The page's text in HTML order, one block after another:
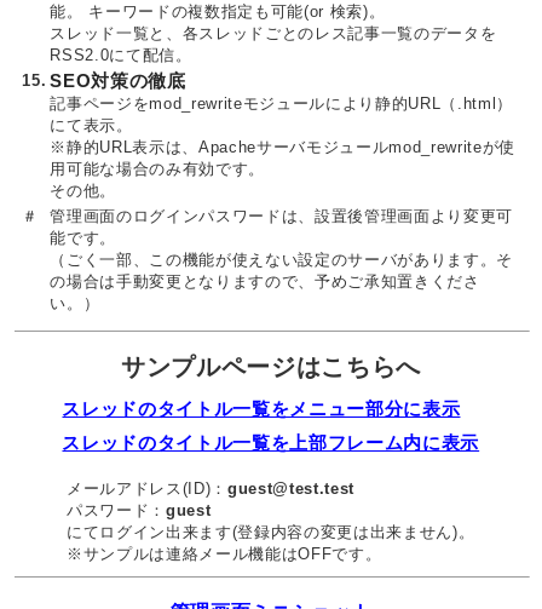
能。 キーワードの複数指定も可能(or 検索)。
スレッド一覧と、各スレッドごとのレス記事一覧のデータを
RSS2.0にて配信。
15. SEO対策の徹底
記事ページをmod_rewriteモジュールにより静的URL（.html）
にて表示。
※静的URL表示は、Apacheサーバモジュールmod_rewriteが使
用可能な場合のみ有効です。
その他。
＃
管理画面のログインパスワードは、設置後管理画面より変更可
能です。
（ごく一部、この機能が使えない設定のサーバがあります。そ
の場合は手動変更となりますので、予めご承知置きくださ
い。）
サンプルページはこちらへ
スレッドのタイトル一覧をメニュー部分に表示
スレッドのタイトル一覧を上部フレーム内に表示
メールアドレス(ID)： guest@test.test
パスワード： guest
にてログイン出来ます(登録内容の変更は出来ません)。
※サンプルは連絡メール機能はOFFです。